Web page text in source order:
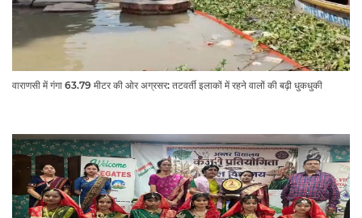
वाराणसी में गंगा 63.79 मीटर की ओर अग्रसर: तटवर्ती इलाकों में रहने वालों की बढ़ी धुकधुकी